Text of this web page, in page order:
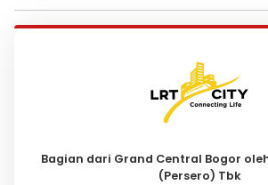
Bagian dari Grand Central Bogor
(Persero) Tbk